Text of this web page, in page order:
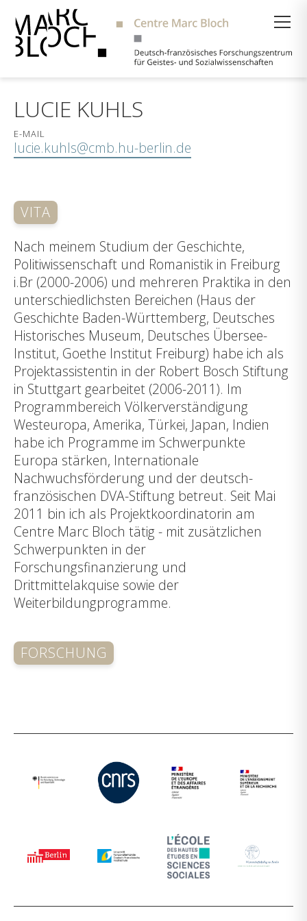
LUCIE KUHLS
E-MAIL
lucie.kuhls@cmb.hu-berlin.de
VITA
Nach meinem Studium der Geschichte,
Politiwissenschaft und Romanistik in Freiburg
i.Br (2000-2006) und mehreren Praktika in den
unterschiedlichsten Bereichen (Haus der
Geschichte Baden-Württemberg, Deutsches
Historisches Museum, Deutsches Übersee-
Institut, Goethe Institut Freiburg) habe ich als
Projektassistentin in der Robert Bosch Stiftung
in Stuttgart gearbeitet (2006-2011). Im
Programmbereich Völkerverständigung
Westeuropa, Amerika, Türkei, Japan, Indien
habe ich Programme im Schwerpunkte
Europa stärken, Internationale
Nachwuchsförderung und der deutsch-
französischen DVA-Stiftung betreut. Seit Mai
2011 bin ich als Projektkoordinatorin am
Centre Marc Bloch tätig - mit zusätzlichen
Schwerpunkten in der
Forschungsfinanzierung und
Drittmittelakquise sowie der
Weiterbildungprogramme.
FORSCHUNG